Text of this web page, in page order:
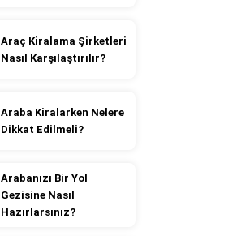
Araç Kiralama Şirketleri
Nasıl Karşılaştırılır?
Araba Kiralarken Nelere
Dikkat Edilmeli?
Arabanızı Bir Yol
Gezisine Nasıl
Hazırlarsınız?